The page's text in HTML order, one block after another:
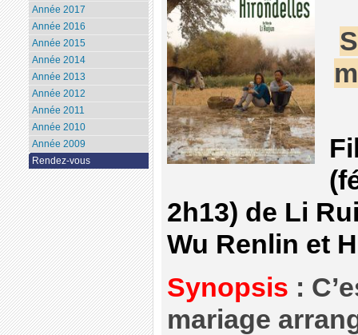
2h13) de Li
Wu Renlin et
Synopsis :
mariage
Année 2017
Année 2016
Année 2015
Année 2014
Année 2013
Année 2012
Année 2011
Année 2010
Année 2009
Rendez-vous